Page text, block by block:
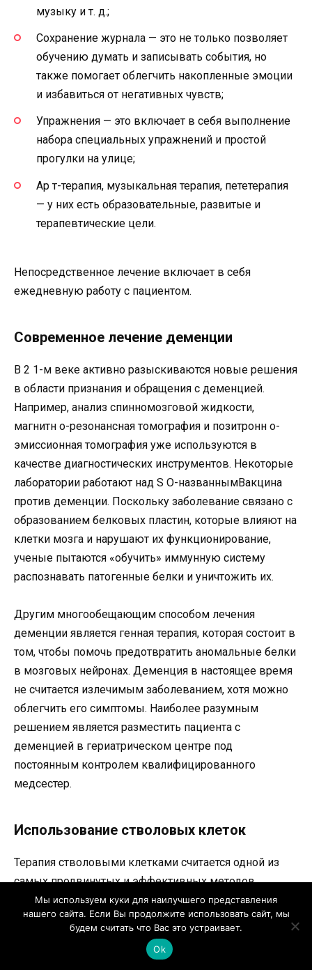
музыку и т. д.;
Сохранение журнала — это не только позволяет
обучению думать и записывать события, но
также помогает облегчить накопленные эмоции
и избавиться от негативных чувств;
Упражнения — это включает в себя выполнение
набора специальных упражнений и простой
прогулки на улице;
Ар т-терапия, музыкальная терапия, пететерапия
— у них есть образовательные, развитые и
терапевтические цели.
Непосредственное лечение включает в себя
ежедневную работу с пациентом.
Современное лечение деменции
В 2 1-м веке активно разыскиваются новые решения
в области признания и обращения с деменцией.
Например, анализ спинномозговой жидкости,
магнитн о-резонансная томография и позитронн о-
эмиссионная томография уже используются в
качестве диагностических инструментов. Некоторые
лаборатории работают над S O-названнымВакцина
против деменции. Поскольку заболевание связано с
образованием белковых пластин, которые влияют на
клетки мозга и нарушают их функционирование,
ученые пытаются «обучить» иммунную систему
распознавать патогенные белки и уничтожить их.
Другим многообещающим способом лечения
деменции является генная терапия, которая состоит в
том, чтобы помочь предотвратить аномальные белки
в мозговых нейронах. Деменция в настоящее время
не считается излечимым заболеванием, хотя можно
облегчить его симптомы. Наиболее разумным
решением является разместить пациента с
деменцией в гериатрическом центре под
постоянным контролем квалифицированного
медсестер.
Использование стволовых клеток
Терапия стволовыми клетками считается одной из
самых продвинутых и эффективных методов
лечения в медицинской практике. Стволовые клетки
— это клетки, которые могут делиться и
трансформировать бесконечное количество раз в
клетк и-предшественники человеческого тела. Когда
Мы используем куки для наилучшего представления
нашего сайта. Если Вы продолжите использовать сайт, мы
будем считать что Вас это устраивает.
Ok